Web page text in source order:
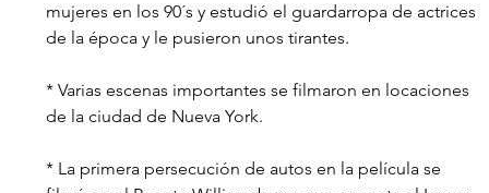
mujeres en los 90´s y estudió el guardarropa de actrices
de la época y le pusieron unos tirantes.
* Varias escenas importantes se filmaron en locaciones
de la ciudad de Nueva York.
* La primera persecución de autos en la película se